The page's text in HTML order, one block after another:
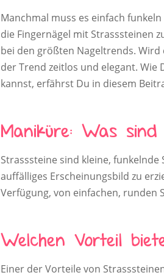
Manchmal muss es einfach
die Fingernägel mit Strasssteinen
bei den größten Nageltrends.
der Trend zeitlos und elegant. Wie
kannst, erfährst Du in diesem
Maniküre: Was sind
Strasssteine sind kleine,
auffälliges Erscheinungsbild zu
Verfügung, von einfachen, runden
Welchen Vorteil
Einer der Vorteile von